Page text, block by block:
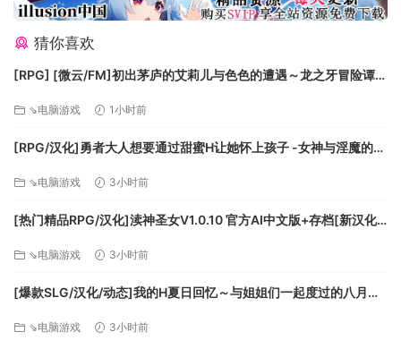
内存: 1 GB RAM
显卡: NVIDIA® GeForce® GTX 760 or AMD
Radeon R7 370
DirectX 版本: 12
声卡: DirectX compatible soundcard or onboard
chipset
猜你喜欢
[RPG] [微云/FM]初出茅庐的艾莉儿与色色的遭遇～龙之牙冒险谭
⇘电脑游戏 1小时前
[RPG/汉化]勇者大人想要通过甜蜜H让她怀上孩子 -女神与淫魔的二
⇘电脑游戏 3小时前
[热门精品RPG/汉化]渎神圣女V1.0.10 官方AI中文版+存档[新汉化]
⇘电脑游戏 3小时前
[爆款SLG/汉化/动态]我的H夏日回忆～与姐姐们一起度过的八月～
⇘电脑游戏 3小时前